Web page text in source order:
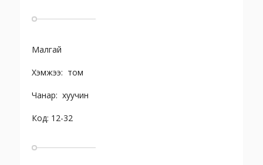
Малгай
Хэмжээ: том
Чанар: хуучин
Код: 12-32